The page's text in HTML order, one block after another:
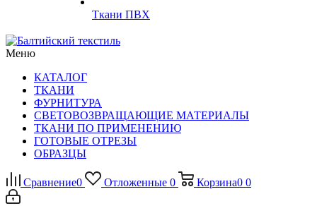
Ткани ПВХ
Меню
КАТАЛОГ
ТКАНИ
ФУРНИТУРА
СВЕТОВОЗВРАЩАЮЩИЕ МАТЕРИАЛЫ
ТКАНИ ПО ПРИМЕНЕНИЮ
ГОТОВЫЕ ОТРЕЗЫ
ОБРАЗЦЫ
Сравнение0 Отложенные 0 Корзина0 0